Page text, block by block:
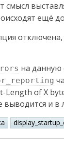
ещё
на данную
Length of X
выводится и в